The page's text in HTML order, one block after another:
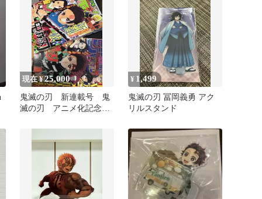
現在 ¥25,000
鬼滅の刃 新連載号 鬼
滅の刃 アニメ化記念号
¥ 1,499
鬼滅の刃 冨岡義勇 アク
リルスタンド